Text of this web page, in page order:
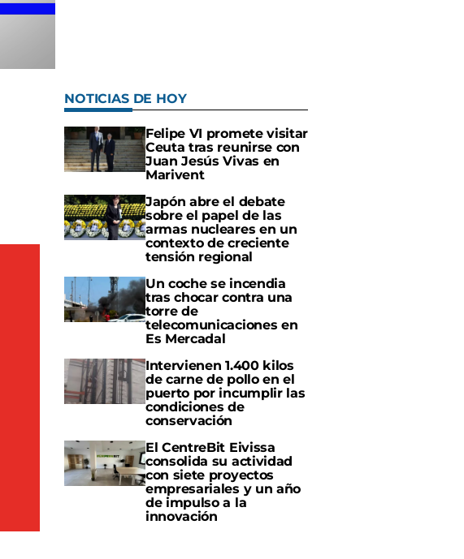
NOTICIAS DE HOY
Felipe VI promete visitar
Ceuta tras reunirse con
Juan Jesús Vivas en
Marivent
Japón abre el debate
sobre el papel de las
armas nucleares en un
contexto de creciente
tensión regional
Un coche se incendia
tras chocar contra una
torre de
telecomunicaciones en
Es Mercadal
Intervienen 1.400 kilos
de carne de pollo en el
puerto por incumplir las
condiciones de
conservación
El CentreBit Eivissa
consolida su actividad
con siete proyectos
empresariales y un año
de impulso a la
innovación